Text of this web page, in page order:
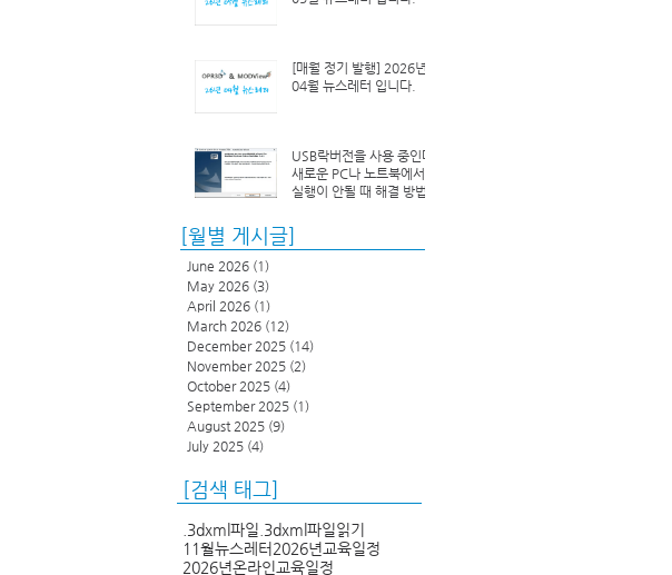
[매월 정기 발행] 2026년
04월 뉴스레터 입니다.
USB락버전을 사용 중인데
새로운 PC나 노트북에서
실행이 안될 때 해결 방법
[월별 게시글]
June 2026 (1)
May 2026 (3)
April 2026 (1)
March 2026 (12)
December 2025 (14)
November 2025 (2)
October 2025 (4)
September 2025 (1)
August 2025 (9)
July 2025 (4)
[검색 태그]
.3dxml파일 .3dxml파일읽기
11월뉴스레터2026년교육일정
2026년온라인교육일정